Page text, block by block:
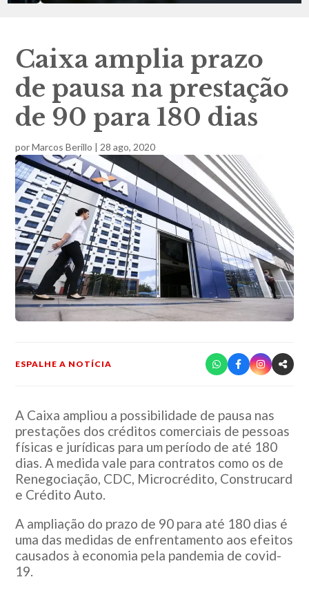
Caixa amplia prazo
de pausa na prestação
de 90 para 180 dias
porMarcos Berillo | 28 ago, 2020
ESPALHE A NOTÍCIA
A Caixa ampliou a possibilidade de pausa nas
prestações dos créditos comerciais de pessoas
físicas e jurídicas para um período de até 180
dias. A medida vale para contratos como os de
Renegociação, CDC, Microcrédito, Construcard
e Crédito Auto.
A ampliação do prazo de 90 para até 180 dias é
uma das medidas de enfrentamento aos efeitos
causados à economia pela pandemia de covid-
19.